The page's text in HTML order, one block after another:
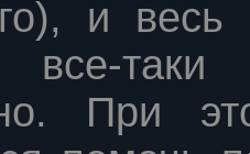
и
все-
При